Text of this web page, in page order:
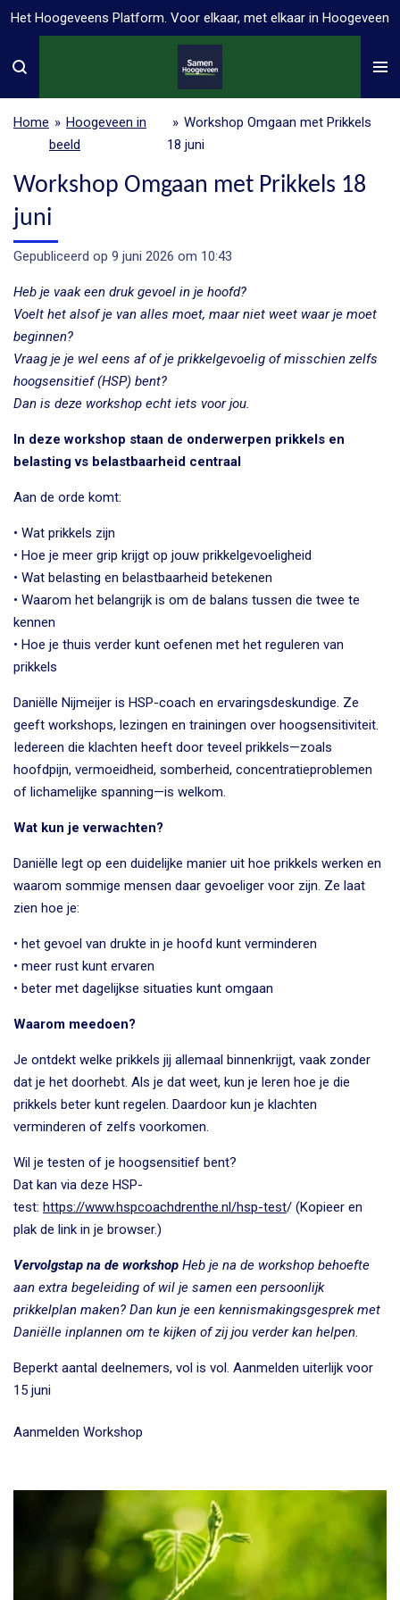
Ga
naar
Het Hoogeveens Platform. Voor elkaar, met elkaar in Hoogeveen
Home » Hoogeveen in
beeld
» Workshop Omgaan met Prikkels
18 juni
Workshop Omgaan met Prikkels 18
juni
Gepubliceerd op 9 juni 2026 om 10:43
Heb je vaak een druk gevoel in je hoofd?
Voelt het alsof je van alles moet, maar niet weet waar je moet
beginnen?
Vraag je je wel eens af of je prikkelgevoelig of misschien zelfs
hoogsensitief (HSP) bent?
Dan is deze workshop echt iets voor jou.
In deze workshop staan de onderwerpen prikkels en
belasting vs belastbaarheid centraal
Aan de orde komt:
• Wat prikkels zijn
• Hoe je meer grip krijgt op jouw prikkelgevoeligheid
• Wat belasting en belastbaarheid betekenen
• Waarom het belangrijk is om de balans tussen die twee te
kennen
• Hoe je thuis verder kunt oefenen met het reguleren van
prikkels
Daniëlle Nijmeijer is HSP-coach en ervaringsdeskundige. Ze
geeft workshops, lezingen en trainingen over hoogsensitiviteit.
Iedereen die klachten heeft door teveel prikkels—zoals
hoofdpijn, vermoeidheid, somberheid, concentratieproblemen
of lichamelijke spanning—is welkom.
Wat kun je verwachten?
Daniëlle legt op een duidelijke manier uit hoe prikkels werken en
waarom sommige mensen daar gevoeliger voor zijn. Ze laat
zien hoe je:
• het gevoel van drukte in je hoofd kunt verminderen
• meer rust kunt ervaren
• beter met dagelijkse situaties kunt omgaan
Waarom meedoen?
Je ontdekt welke prikkels jij allemaal binnenkrijgt, vaak zonder
dat je het doorhebt. Als je dat weet, kun je leren hoe je die
prikkels beter kunt regelen. Daardoor kun je klachten
verminderen of zelfs voorkomen.
Wil je testen of je hoogsensitief bent?
Dat kan via deze HSP-
test: https://www.hspcoachdrenthe.nl/hsp-test/ (Kopieer en
plak de link in je browser.)
Vervolgstap na de workshop Heb je na de workshop behoefte
aan extra begeleiding of wil je samen een persoonlijk
prikkelplan maken? Dan kun je een kennismakingsgesprek met
Daniëlle inplannen om te kijken of zij jou verder kan helpen.
Beperkt aantal deelnemers, vol is vol. Aanmelden uiterlijk voor
15 juni
Aanmelden Workshop